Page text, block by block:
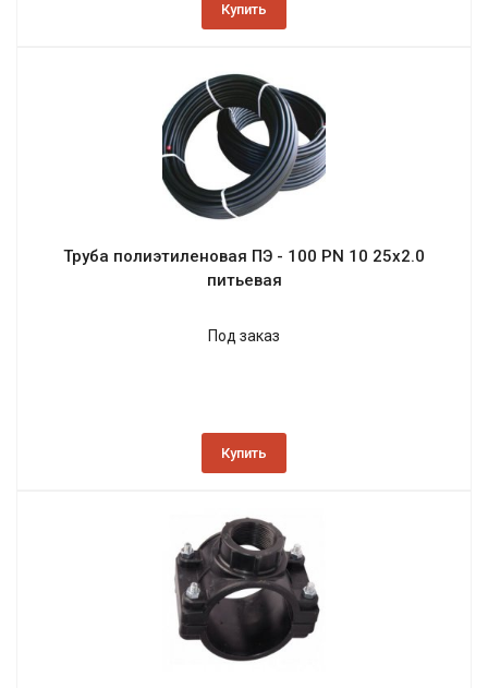
Купить
Труба полиэтиленовая ПЭ - 100 PN 10 25х2.0
питьевая
Под заказ
Купить